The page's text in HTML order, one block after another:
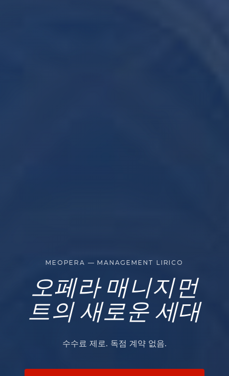
MEOPERA — MANAGEMENT LIRICO
오페라 매니지먼
트의 새로운 세대
수수료 제로. 독점 계약 없음.